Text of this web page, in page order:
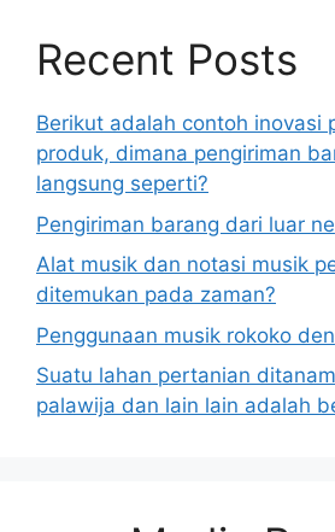
Recent Posts
Berikut adalah contoh inovasi
produk, dimana pengiriman
langsung seperti?
Pengiriman barang dari luar
Alat musik dan notasi musik
ditemukan pada zaman?
Penggunaan musik rokoko
Suatu lahan pertanian
palawija dan lain lain adalah